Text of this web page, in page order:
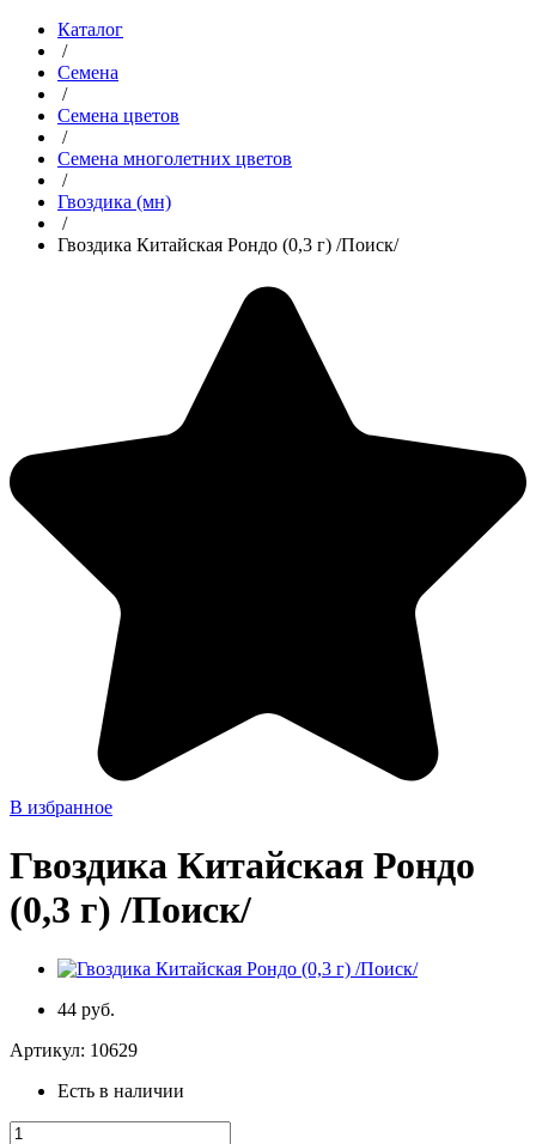
Каталог
/
Семена
/
Семена цветов
/
Семена многолетних цветов
/
Гвоздика (мн)
/
Гвоздика Китайская Рондо (0,3 г) /Поиск/
В избранное
Гвоздика Китайская Рондо
(0,3 г) /Поиск/
44 руб.
Артикул: 10629
Есть в наличии